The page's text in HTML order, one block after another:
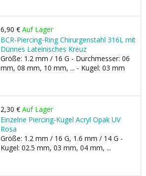
6,90 € Auf Lager
BCR-Piercing-Ring Chirurgenstahl 316L mit
Dünnes Lateinisches Kreuz
Größe: 1.2 mm / 16 G - Durchmesser: 06
mm, 08 mm, 10 mm, ... - Kugel: 03 mm
2,30 € Auf Lager
Einzelne Piercing-Kugel Acryl Opak UV
Rosa
Größe: 1.2 mm / 16 G, 1.6 mm / 14 G -
Kugel: 02.5 mm, 03 mm, 04 mm, ...